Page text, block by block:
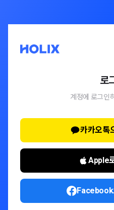
로
계정에 로그인
카카오톡
Apple
Facebook